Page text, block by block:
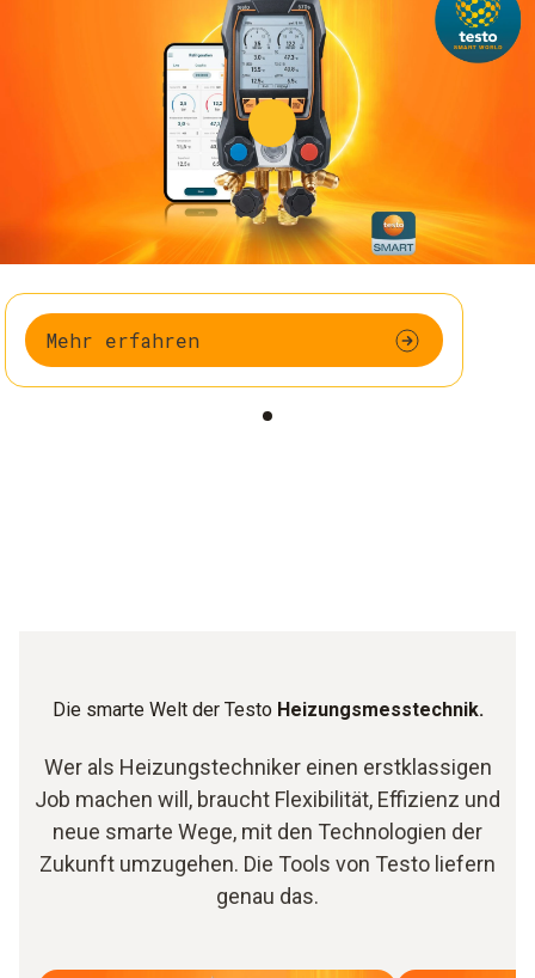
Mehr erfahren
Die smarte Welt der Testo Heizungsmesstechnik.
Wer als Heizungstechniker einen erstklassigen
Job machen will, braucht Flexibilität, Effizienz und
neue smarte Wege, mit den Technologien der
Zukunft umzugehen. Die Tools von Testo liefern
genau das.